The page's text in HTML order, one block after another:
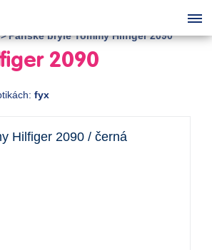
Pánské brýle Tommy Hilfiger 2090
2090
fyx